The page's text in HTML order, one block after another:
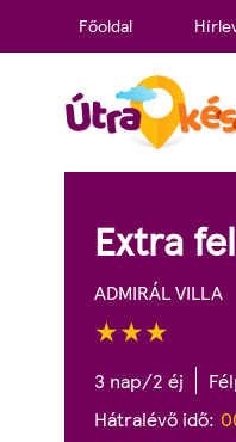
Főoldal
Extra
ADMIRÁL VILLA
3 nap/2 éj
Hátralévő idő: 0